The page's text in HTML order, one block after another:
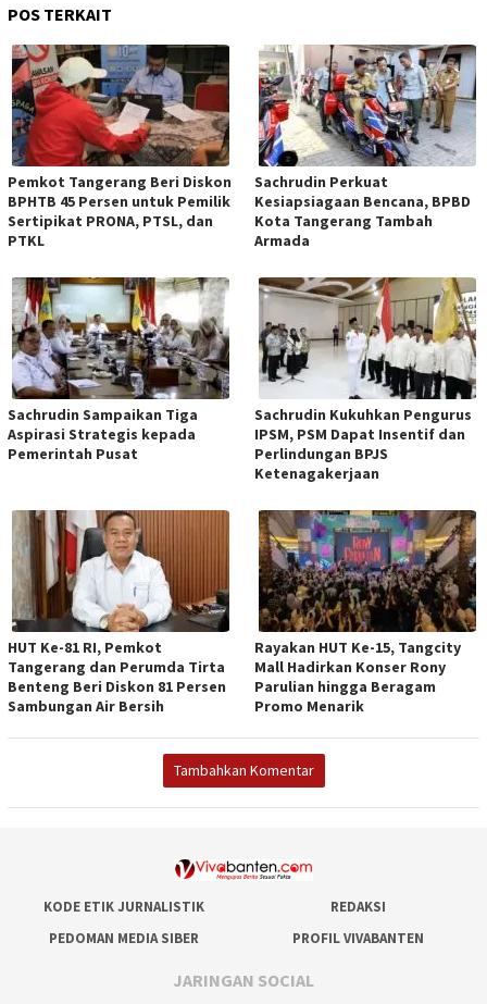
POS TERKAIT
Pemkot Tangerang Beri Diskon
BPHTB 45 Persen untuk Pemilik
Sertipikat PRONA, PTSL, dan
PTKL
Sachrudin Perkuat
Kesiapsiagaan Bencana, BPBD
Kota Tangerang Tambah
Armada
Sachrudin Sampaikan Tiga
Aspirasi Strategis kepada
Pemerintah Pusat
Sachrudin Kukuhkan Pengurus
IPSM, PSM Dapat Insentif dan
Perlindungan BPJS
Ketenagakerjaan
HUT Ke-81 RI, Pemkot
Tangerang dan Perumda Tirta
Benteng Beri Diskon 81 Persen
Sambungan Air Bersih
Rayakan HUT Ke-15, Tangcity
Mall Hadirkan Konser Rony
Parulian hingga Beragam
Promo Menarik
Tambahkan Komentar
KODE ETIK JURNALISTIK
REDAKSI
PEDOMAN MEDIA SIBER
PROFIL VIVABANTEN
JARINGAN SOCIAL